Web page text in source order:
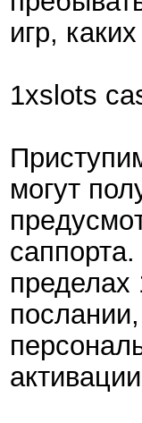
игр,
1xslots
могут
пределах